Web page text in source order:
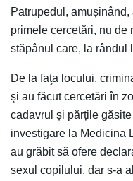
Patrupedul,
primele cercetări, nu de
stăpânul care, la rândul
De la faţa locului,
şi au făcut cercetări în
cadavrul și părțile
investigare la Medicina
au grăbit să ofere
sexul copilului, dar s-a